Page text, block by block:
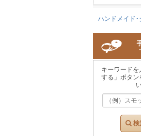
ハンドメイド
キーワード
する」ボタン
検